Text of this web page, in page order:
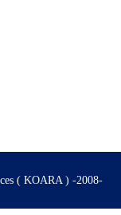
( KOARA ) -2008-